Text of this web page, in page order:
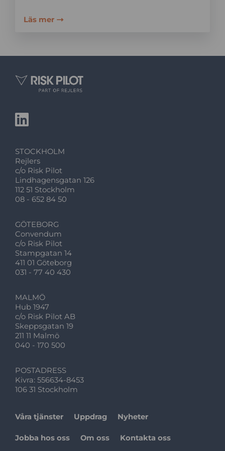
Läs mer
STOCKHOLM
Rejlers
c/o Risk Pilot
Lindhagensgatan 126
112 51 Stockholm
08 - 652 84 50
GÖTEBORG
Convendum
c/o Risk Pilot
Stampgatan 14
411 01 Göteborg
031 - 77 40 430
MALMÖ
Hub 1947
c/o Risk Pilot AB
Skeppsgatan 19
211 11 Malmö
040 - 170 500
POSTADRESS
Kivra: 556634-8453
106 31 Stockholm
Våra tjänster Uppdrag Nyheter
Jobba hos oss Om oss Kontakta oss